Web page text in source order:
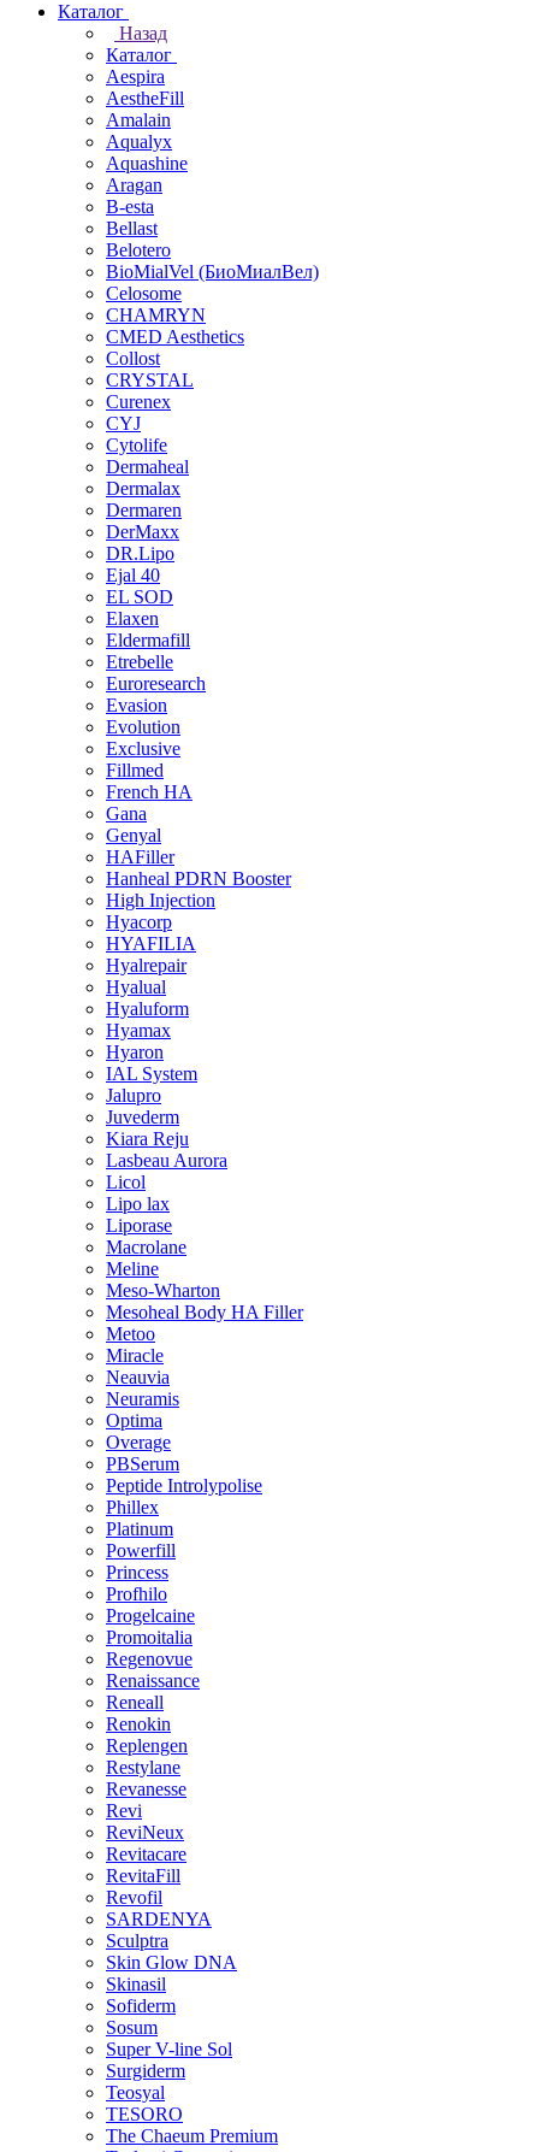
Каталог
Назад
Каталог
Aespira
AestheFill
Amalain
Aqualyx
Aquashine
Aragan
B-esta
Bellast
Belotero
BioMialVel (БиоМиалВел)
Celosome
CHAMRYN
CMED Aesthetics
Collost
CRYSTAL
Curenex
CYJ
Cytolife
Dermaheal
Dermalax
Dermaren
DerMaxx
DR.Lipo
Ejal 40
EL SOD
Elaxen
Eldermafill
Etrebelle
Euroresearch
Evasion
Evolution
Exclusive
Fillmed
French HA
Gana
Genyal
HAFiller
Hanheal PDRN Booster
High Injection
Hyacorp
HYAFILIA
Hyalrepair
Hyalual
Hyaluform
Hyamax
Hyaron
IAL System
Jalupro
Juvederm
Kiara Reju
Lasbeau Aurora
Licol
Lipo lax
Liporase
Macrolane
Meline
Meso-Wharton
Mesoheal Body HA Filler
Metoo
Miracle
Neauvia
Neuramis
Optima
Overage
PBSerum
Peptide Introlypolise
Phillex
Platinum
Powerfill
Princess
Profhilo
Progelcaine
Promoitalia
Regenovue
Renaissance
Reneall
Renokin
Replengen
Restylane
Revanesse
Revi
ReviNeux
Revitacare
RevitaFill
Revofil
SARDENYA
Sculptra
Skin Glow DNA
Skinasil
Sofiderm
Sosum
Super V-line Sol
Surgiderm
Teosyal
TESORO
The Chaeum Premium